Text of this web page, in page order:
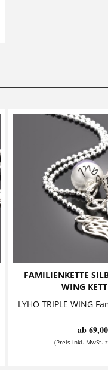
FAMILIENKETTE
WING
ab
(Preis inkl. MwSt.